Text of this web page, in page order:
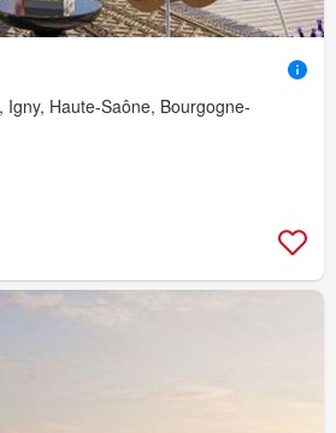
Igny, Haute-Saône, Bourgogne-